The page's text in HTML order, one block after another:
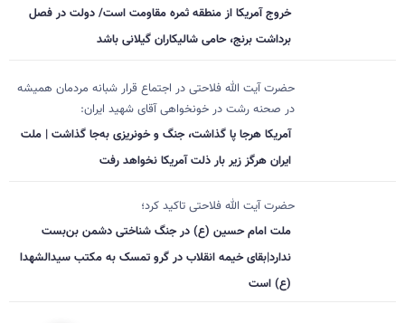
خروج آمریکا از منطقه ثمره مقاومت است/ دولت در فصل
برداشت برنج، حامی شالیکاران گیلانی باشد
حضرت آیت الله فلاحتی در اجتماع قرار شبانه مردمان همیشه
در صحنه رشت در خونخواهی آقای شهید ایران:
آمریکا هرجا پا گذاشت، جنگ و خونریزی به‌جا گذاشت | ملت
ایران هرگز زیر بار ذلت آمریکا نخواهد رفت
حضرت آیت الله فلاحتی تاکید کرد؛
ملت امام حسین (ع) در جنگ شناختی دشمن بن‌بست
ندارد|بقای خیمه انقلاب در گرو تمسک به مکتب سیدالشهدا
(ع) است